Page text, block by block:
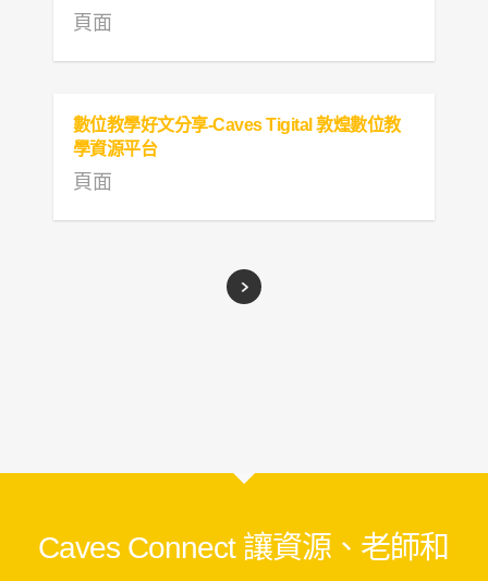
頁面
數位教學好文分享-Caves Tigital 敦煌數位教
學資源平台
頁面
Caves Connect 讓資源、老師和